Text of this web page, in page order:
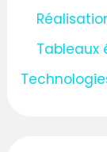
Tableaux